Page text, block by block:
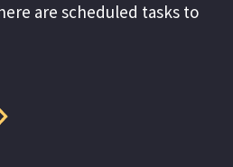
are scheduled tasks to